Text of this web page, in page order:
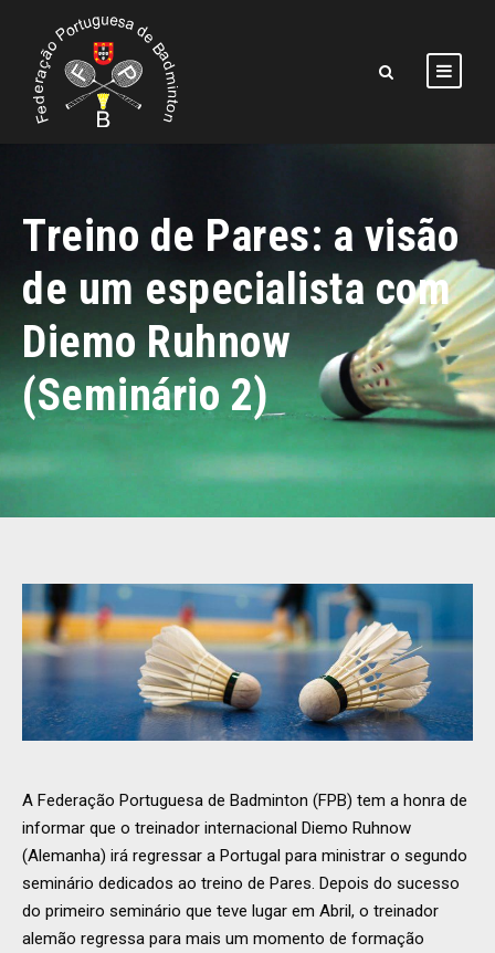
Treino de Pares: a visão
de um especialista com
Diemo Ruhnow
(Seminário 2)
A Federação Portuguesa de Badminton (FPB) tem a honra de
informar que o treinador internacional Diemo Ruhnow
(Alemanha) irá regressar a Portugal para ministrar o segundo
seminário dedicados ao treino de Pares. Depois do sucesso
do primeiro seminário que teve lugar em Abril, o treinador
alemão regressa para mais um momento de formação